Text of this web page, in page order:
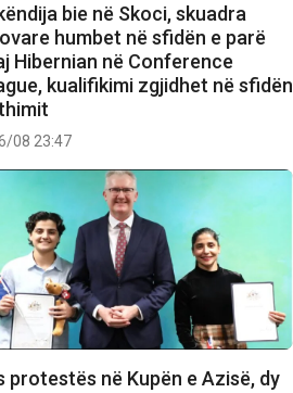
bie në Skoci, skuadra
humbet në sfidën e parë
Hibernian në Conference
kualifikimi zgjidhet në sfidën
08 23:47
protestës në Kupën e Azisë, dy